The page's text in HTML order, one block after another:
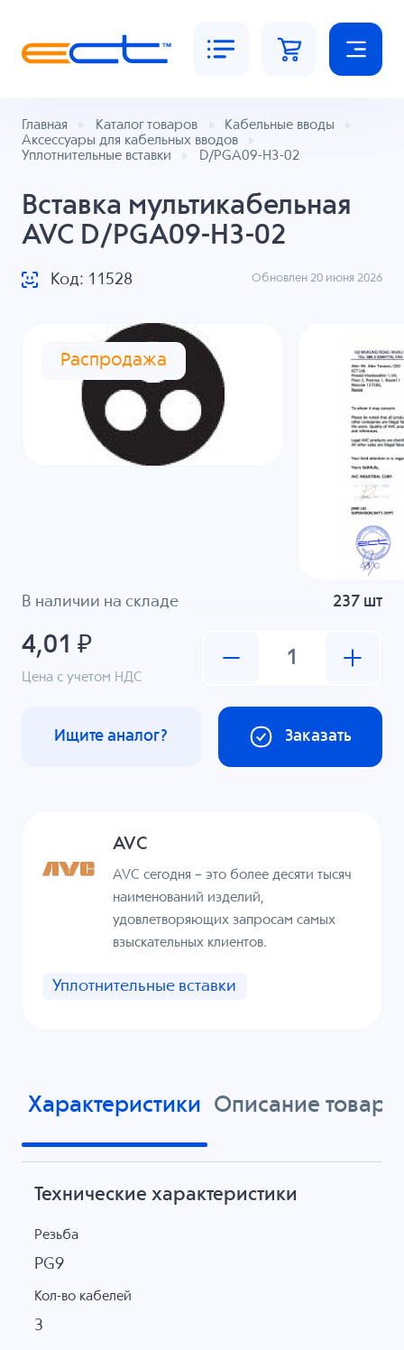
Главная Каталог товаров
Кабельные вводы
Аксессуары для кабельных вводов
Уплотнительные вставки
D/PGA09-H3-02
Вставка мультикабельная
AVC D/PGA09-H3-02
Код: 11528 Обновлен 20 июня 2026
Распродажа
В наличии на складе 237 шт
4,01 ₽
Цена с учетом НДС
Заказать
Ищите аналог?
AVC
AVC сегодня – это более десяти тысяч
наименований изделий,
удовлетворяющих запросам самых
взыскательных клиентов.
Уплотнительные вставки
Характеристики Описание товара
Технические характеристики
Резьба
PG9
Кол-во кабелей
3